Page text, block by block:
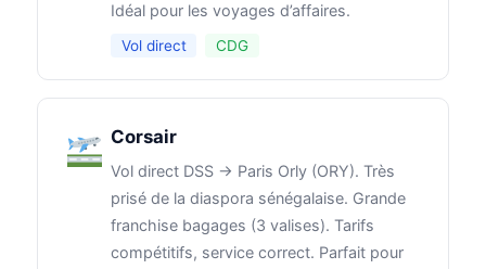
Idéal pour les voyages d’affaires.
Vol direct CDG
Corsair
Vol direct DSS → Paris Orly (ORY). Très
prisé de la diaspora sénégalaise. Grande
franchise bagages (3 valises). Tarifs
compétitifs, service correct. Parfait pour